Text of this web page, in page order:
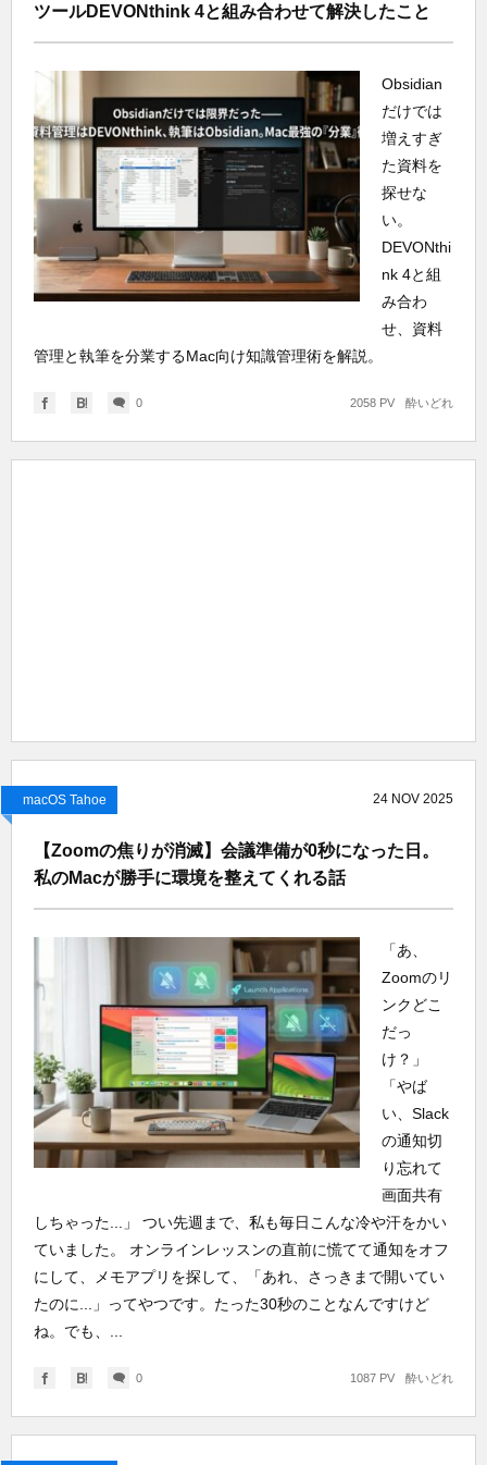
ツールDEVONthink 4と組み合わせて解決したこと
Obsidian
だけでは
増えすぎ
た資料を
探せな
い。
DEVONthi
nk 4と組
み合わ
せ、資料
管理と執筆を分業するMac向け知識管理術を解説。
0 酔いどれ
2058 PV
macOS Tahoe 24 NOV 2025
【Zoomの焦りが消滅】会議準備が0秒になった日。
私のMacが勝手に環境を整えてくれる話
「あ、
Zoomのリ
ンクどこ
だっ
け？」
「やば
い、Slack
の通知切
り忘れて
画面共有
しちゃった...」 つい先週まで、私も毎日こんな冷や汗をかい
ていました。 オンラインレッスンの直前に慌てて通知をオフ
にして、メモアプリを探して、「あれ、さっきまで開いてい
たのに...」ってやつです。たった30秒のことなんですけど
ね。でも、...
0 酔いどれ
1087 PV